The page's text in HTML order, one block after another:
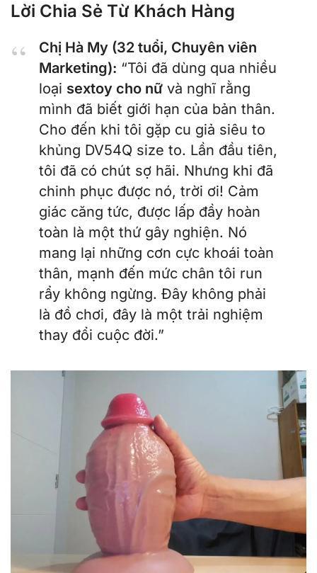
Lời Chia Sẻ Từ Khách Hàng
Chị Hà My (32 tuổi, Chuyên viên
Marketing): “Tôi đã dùng qua nhiều
loại sextoy cho nữ và nghĩ rằng
mình đã biết giới hạn của bản thân.
Cho đến khi tôi gặp cu giả siêu to
khủng DV54Q size to. Lần đầu tiên,
tôi đã có chút sợ hãi. Nhưng khi đã
chinh phục được nó, trời ơi! Cảm
giác căng tức, được lấp đầy hoàn
toàn là một thứ gây nghiện. Nó
mang lại những cơn cực khoái toàn
thân, mạnh đến mức chân tôi run
rẩy không ngừng. Đây không phải
là đồ chơi, đây là một trải nghiệm
thay đổi cuộc đời.”